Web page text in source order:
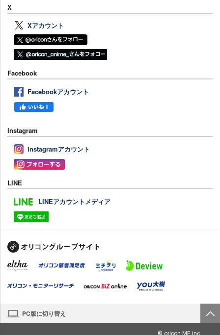
X
Xアカウント
Facebook
Facebookアカウント
Instagram
Instagramアカウント
LINE
LINEアカウントメディア
PC版に切り替え
© oricon ME inc.